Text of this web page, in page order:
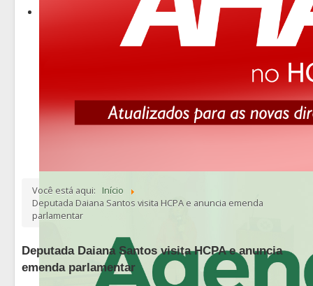
Você está aqui:
Início
Deputada Daiana Santos visita HCPA e anuncia emenda
parlamentar
Deputada Daiana Santos visita HCPA e anuncia
emenda parlamentar